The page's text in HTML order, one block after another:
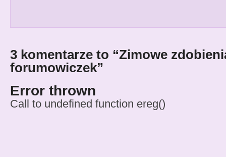
3 komentarze to “Zimowe
forumowiczek”
Error thrown
Call to undefined function ereg()